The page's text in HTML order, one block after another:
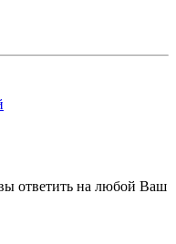
ответить на любой Ваш